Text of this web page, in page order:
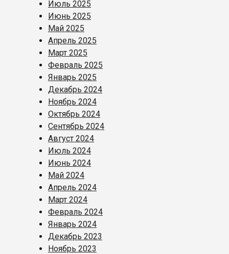
Июль 2025
Июнь 2025
Май 2025
Апрель 2025
Март 2025
Февраль 2025
Январь 2025
Декабрь 2024
Ноябрь 2024
Октябрь 2024
Сентябрь 2024
Август 2024
Июль 2024
Июнь 2024
Май 2024
Апрель 2024
Март 2024
Февраль 2024
Январь 2024
Декабрь 2023
Ноябрь 2023